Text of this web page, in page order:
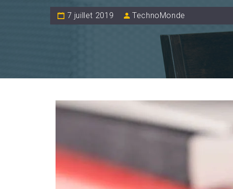
7 juillet 2019 TechnoMonde